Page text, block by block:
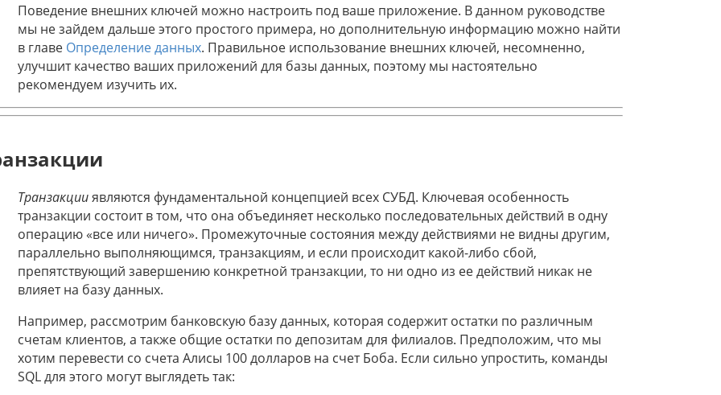
Поведение внешних ключей можно настроить под ваше приложение. В данном руководстве
мы не зайдем дальше этого простого примера, но дополнительную информацию можно найти
в главе Определение данных. Правильное использование внешних ключей, несомненно,
улучшит качество ваших приложений для базы данных, поэтому мы настоятельно
рекомендуем изучить их.
Транзакцииявляются фундаментальной концепцией всех СУБД. Ключевая особенность
транзакции состоит в том, что она объединяет несколько последовательных действий в одну
операцию «все или ничего». Промежуточные состояния между действиями не видны другим,
параллельно выполняющимся, транзакциям, и если происходит какой-либо сбой,
препятствующий завершению конкретной транзакции, то ни одно из ее действий никак не
влияет на базу данных.
Например, рассмотрим банковскую базу данных, которая содержит остатки по различным
счетам клиентов, а также общие остатки по депозитам для филиалов. Предположим, что мы
хотим перевести со счета Алисы 100 долларов на счет Боба. Если сильно упростить, команды
SQL для этого могут выглядеть так: